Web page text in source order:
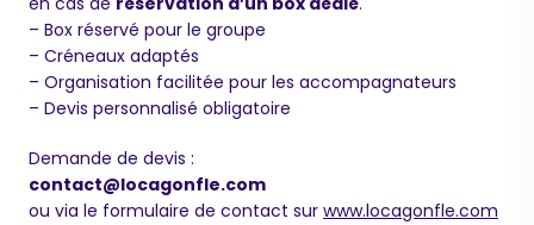
– Box réservé pour le groupe
– Créneaux adaptés
– Organisation facilitée pour les accompagnateurs
– Devis personnalisé obligatoire
Demande de devis :
contact@locagonfle.com
ou via le formulaire de contact sur www.locagonfle.com